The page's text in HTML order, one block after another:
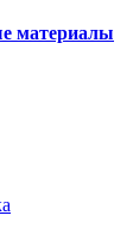
материалы